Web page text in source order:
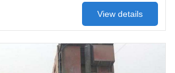
View details